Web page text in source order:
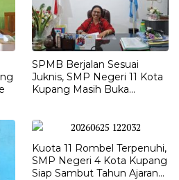
SPMB Berjalan Sesuai
Juknis, SMP Negeri 11 Kota
Kupang Masih Buka
Kuota 11 Rombel Terpenuhi,
SMP Negeri 4 Kota Kupang
Siap Sambut Tahun Ajaran